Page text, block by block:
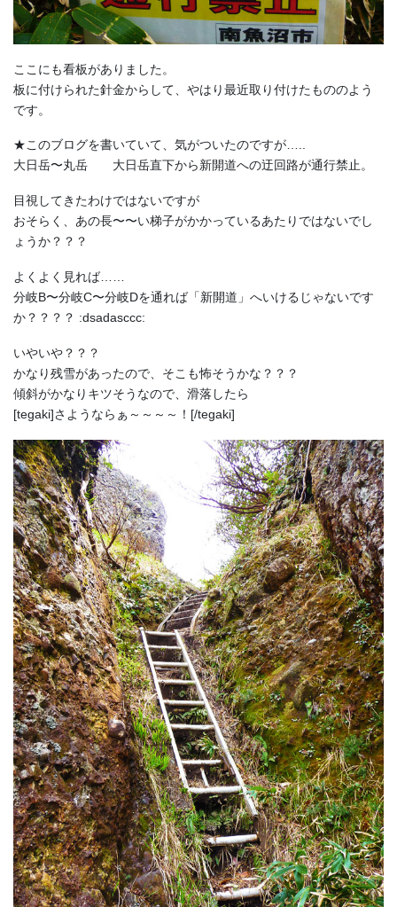
ここにも看板がありました。
板に付けられた針金からして、やはり最近取り付けたもののよう
です。
★このブログを書いていて、気がついたのですが…..
大日岳〜丸岳 大日岳直下から新開道への迂回路が通行禁止。
目視してきたわけではないですが
おそらく、あの長〜〜い梯子がかかっているあたりではないでし
ょうか？？？
よくよく見れば……
分岐B〜分岐C〜分岐Dを通れば「新開道」へいけるじゃないです
か？？？？ :dsadasccc:
いやいや？？？
かなり残雪があったので、そこも怖そうかな？？？
傾斜がかなりキツそうなので、滑落したら
[tegaki]さようならぁ～～～～！[/tegaki]